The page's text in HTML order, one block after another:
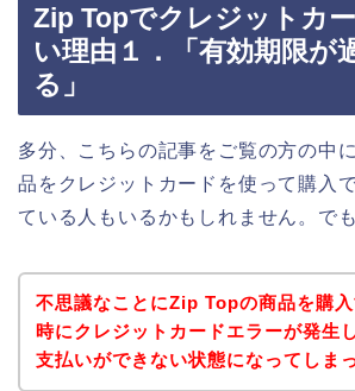
Zip Topでクレジットカ
い理由１．「有効期限が
る」
多分、こちらの記事をご覧の方の中
品をクレジットカードを使って購入
ている人もいるかもしれません。でも
不思議なことにZip Topの商品を購入
時にクレジットカードエラーが発生し
支払いができない状態になってしま